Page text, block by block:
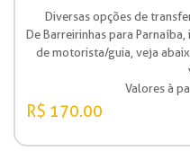
Diversas opções de
De Barreirinhas para
de motorista/guia, veja
Valores à
R$ 170.00